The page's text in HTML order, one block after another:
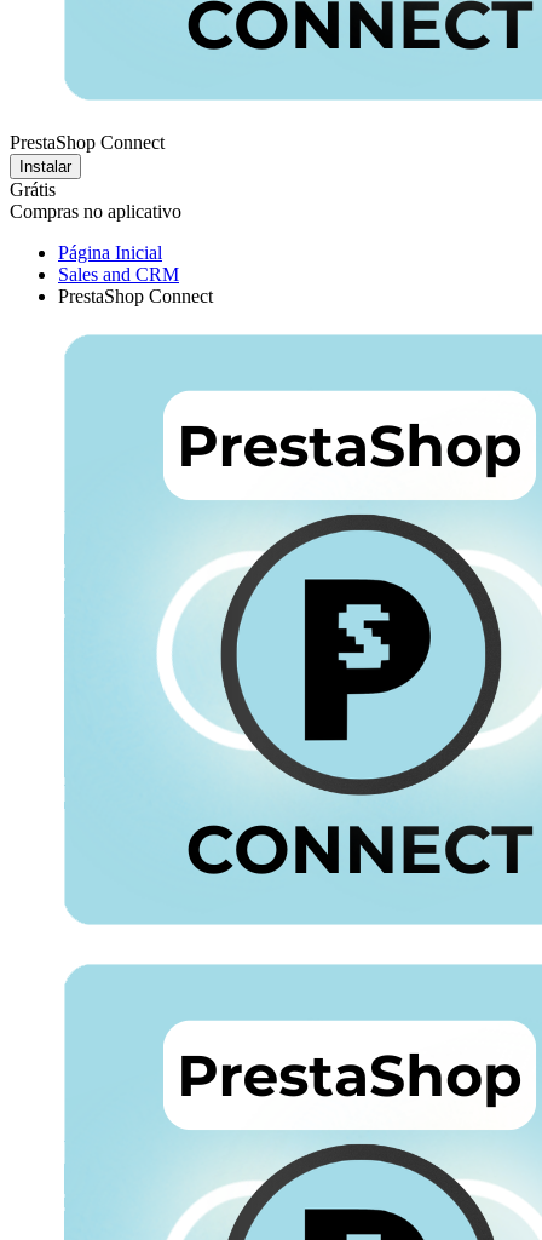
PrestaShop Connect
Instalar
Grátis
Compras no aplicativo
Página Inicial
Sales and CRM
PrestaShop Connect